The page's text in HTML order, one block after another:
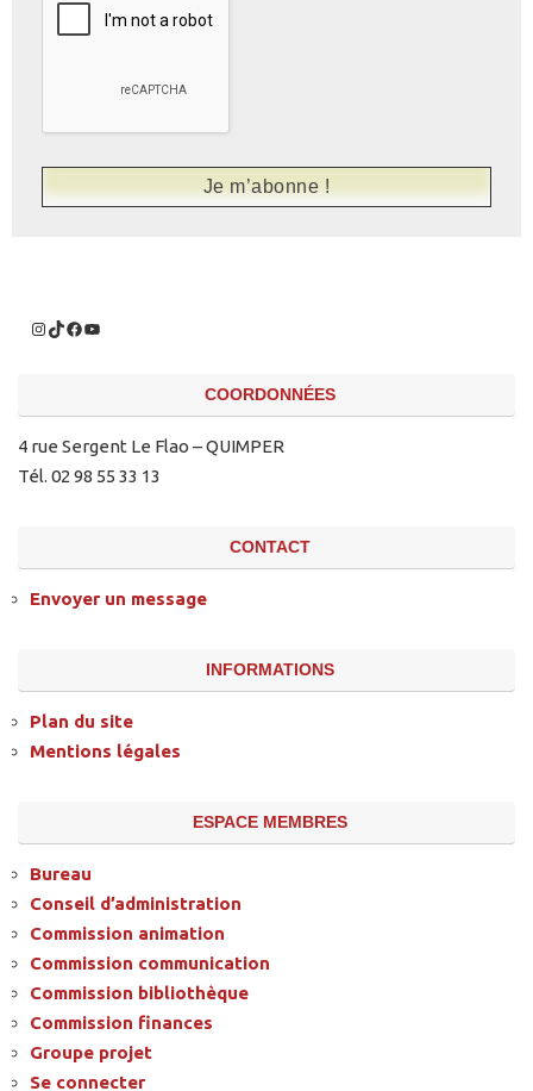
COORDONNÉES
4 rue Sergent Le Flao – QUIMPER
Tél. 02 98 55 33 13
CONTACT
Envoyer un message
INFORMATIONS
Plan du site
Mentions légales
ESPACE MEMBRES
Bureau
Conseil d’administration
Commission animation
Commission communication
Commission bibliothèque
Commission finances
Groupe projet
Se connecter